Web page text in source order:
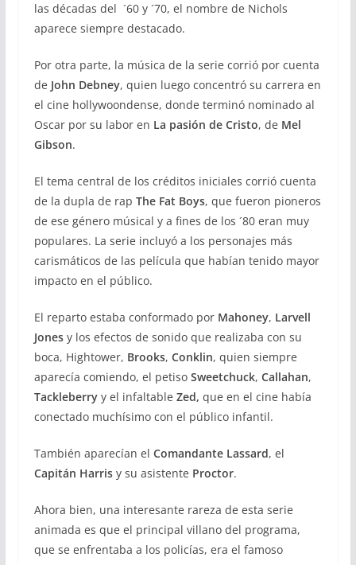
las décadas del ´60 y ´70, el nombre de Nichols
aparece siempre destacado.
Por otra parte, la música de la serie corrió por cuenta
de John Debney, quien luego concentró su carrera en
el cine hollywoondense, donde terminó nominado al
Oscar por su labor en La pasión de Cristo, de Mel
Gibson.
El tema central de los créditos iniciales corrió cuenta
de la dupla de rap The Fat Boys, que fueron pioneros
de ese género músical y a fines de los ´80 eran muy
populares. La serie incluyó a los personajes más
carismáticos de las película que habían tenido mayor
impacto en el público.
El reparto estaba conformado porMahoney, Larvell
Jonesy los efectos de sonido que realizaba con su
boca, Hightower, Brooks, Conklin, quien siempre
aparecía comiendo, el petiso Sweetchuck, Callahan,
Tackleberryy el infaltable Zed, que en el cine había
conectado muchísimo con el público infantil.
También aparecían el Comandante Lassard, el
Capitán Harrisy su asistente Proctor.
Ahora bien, una interesante rareza de esta serie
animada es que el principal villano del programa,
que se enfrentaba a los policías, era el famoso